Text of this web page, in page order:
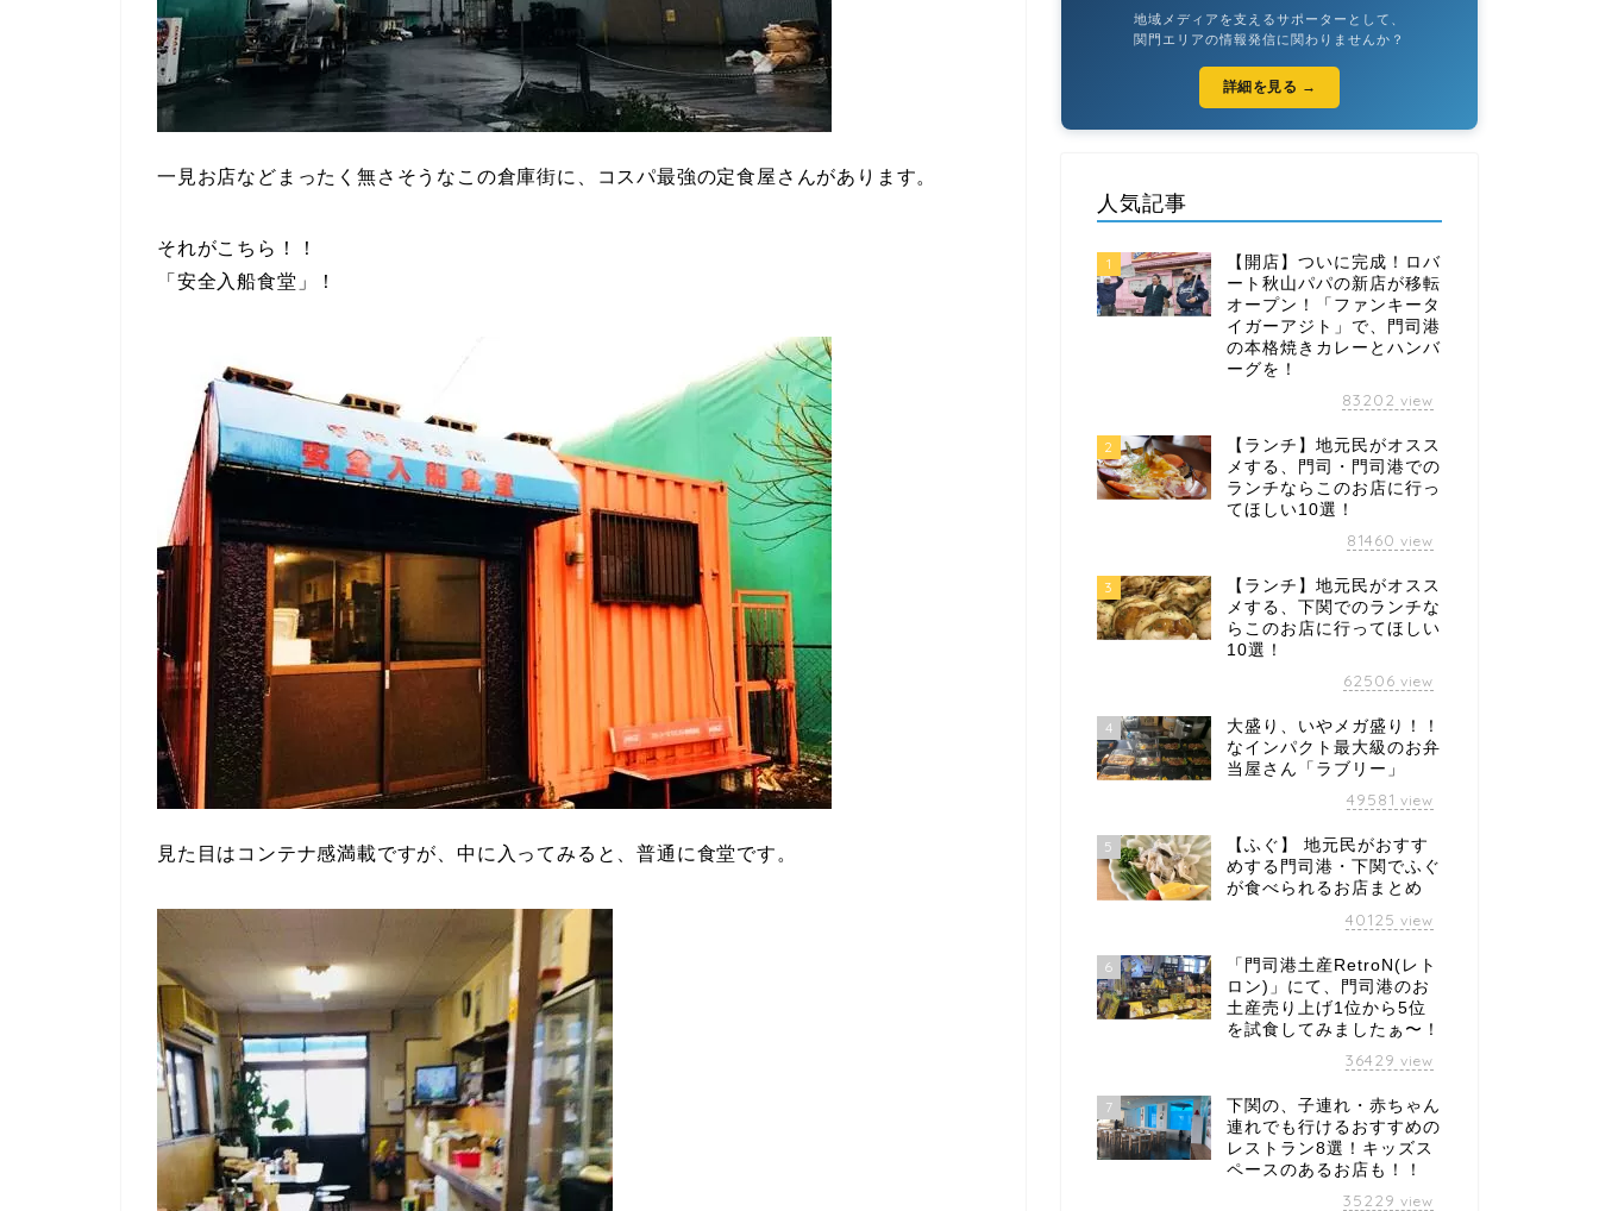
一見お店などまったく無さそうなこの倉庫街に、コスパ最強の定食屋さんがあります。
それがこちら！！
「安全入船食堂」！
見た目はコンテナ感満載ですが、中に入ってみると、普通に食堂です。
地域メディアを支えるサポーターとして、
関門エリアの情報発信に関わりませんか？
詳細を見る →
人気記事
1
【開店】ついに完成！ロバ
ート秋山パパの新店が移転
オープン！「ファンキータ
イガーアジト」で、門司港
の本格焼きカレーとハンバ
ーグを！
83202 view
2
【ランチ】地元民がオスス
メする、門司・門司港での
ランチならこのお店に行っ
てほしい10選！
81460 view
3
【ランチ】地元民がオスス
メする、下関でのランチな
らこのお店に行ってほしい
10選！
62506 view
4
大盛り、いやメガ盛り！！
なインパクト最大級のお弁
当屋さん「ラブリー」
49581 view
5
【ふぐ】 地元民がおすす
めする門司港・下関でふぐ
が食べられるお店まとめ
40125 view
6
「門司港土産RetroN(レト
ロン)」にて、門司港のお
土産売り上げ1位から5位
を試食してみましたぁ〜！
36429 view
7
下関の、子連れ・赤ちゃん
連れでも行けるおすすめの
レストラン8選！キッズス
ペースのあるお店も！！
35229 view